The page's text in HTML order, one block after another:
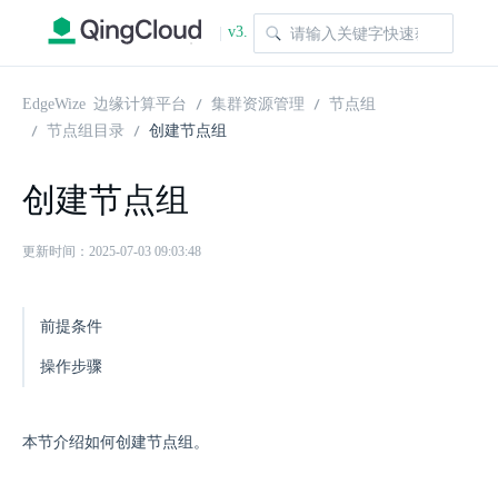
| v3.
1.0
EdgeWize 边缘计算平台 集群资源管理
节点组
节点组目录
创建节点组
创建节点组
更新时间：2025-07-03 09:03:48
前提条件
操作步骤
本节介绍如何创建节点组。